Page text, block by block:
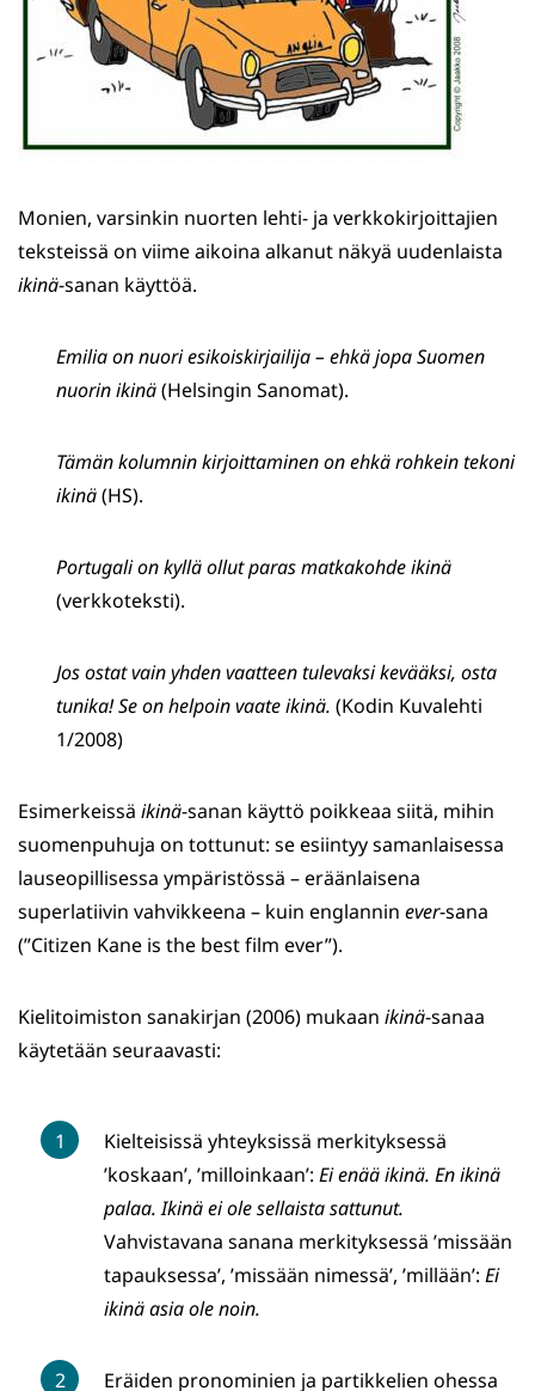
Monien, varsinkin nuorten lehti- ja verkkokirjoittajien
teksteissä on viime aikoina alkanut näkyä uudenlaista
ikinä-sanan käyttöä.
Emilia on nuori esikoiskirjailija – ehkä jopa Suomen
nuorin ikinä(Helsingin Sanomat).
Tämän kolumnin kirjoittaminen on ehkä rohkein tekoni
ikinä(HS).
Portugali on kyllä ollut paras matkakohde ikinä
(verkkoteksti).
Jos ostat vain yhden vaatteen tulevaksi kevääksi, osta
tunika! Se on helpoin vaate ikinä. (Kodin Kuvalehti
1/2008)
Esimerkeissä ikinä-sanan käyttö poikkeaa siitä, mihin
suomenpuhuja on tottunut: se esiintyy samanlaisessa
lauseopillisessa ympäristössä – eräänlaisena
superlatiivin vahvikkeena – kuin englannin ever-sana
(”Citizen Kane is the best film ever”).
Kielitoimiston sanakirjan (2006) mukaan ikinä-sanaa
käytetään seuraavasti:
Kielteisissä yhteyksissä merkityksessä
’koskaan’, ’milloinkaan’: Ei enää ikinä. En ikinä
palaa. Ikinä ei ole sellaista sattunut.
Vahvistavana sanana merkityksessä ’missään
tapauksessa’, ’missään nimessä’, ’millään’: Ei
ikinä asia ole noin.
Eräiden pronominien ja partikkelien ohessa